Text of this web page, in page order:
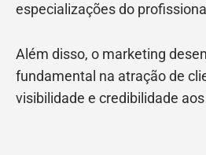
especializações do
Além disso, o marketing
fundamental na atração de
visibilidade e credibilidade